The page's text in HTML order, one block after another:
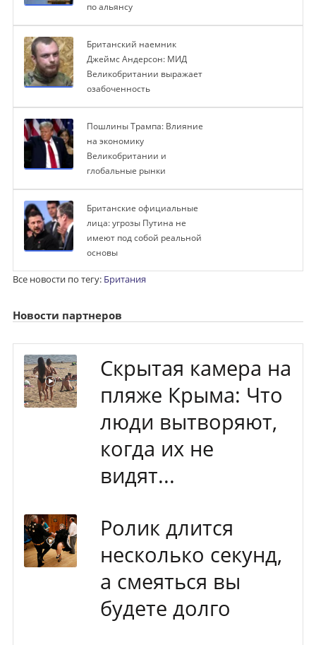
по альянсу
Британский наемник
Джеймс Андерсон: МИД
Великобритании выражает
озабоченность
Пошлины Трампа: Влияние
на экономику
Великобритании и
глобальные рынки
Британские официальные
лица: угрозы Путина не
имеют под собой реальной
основы
Все новости по тегу: Британия
Новости партнеров
Скрытая камера на
пляже Крыма: Что
люди вытворяют,
когда их не
видят...
Ролик длится
несколько секунд,
а смеяться вы
будете долго